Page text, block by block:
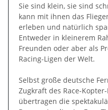
Sie sind klein, sie sind
kann mit ihnen das
erleben und natürlich
Entweder in kleinerem
Freunden oder aber als
Racing-Ligen der Welt.
Selbst große deutsche
Zugkraft des Race-
übertragen die